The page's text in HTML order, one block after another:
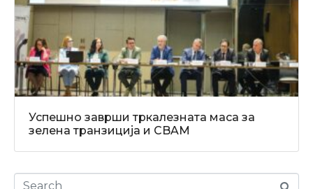
Успешно заврши тркалезната маса за
зелена транзиција и CBAM